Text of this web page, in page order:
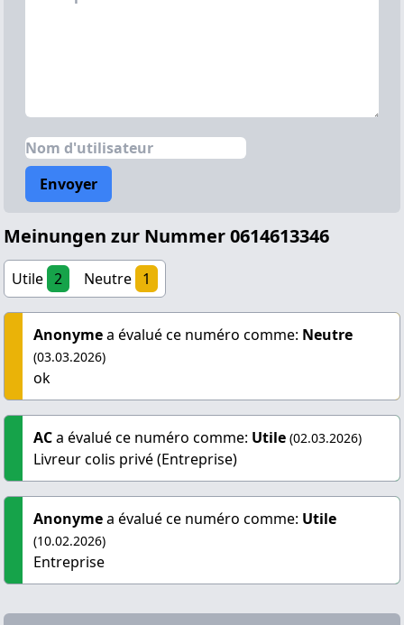
Envoyer
Meinungen zur Nummer 0614613346
Neutre 1
Utile 2
Anonymea évalué ce numéro comme: Neutre
(03.03.2026)
ok
ACa évalué ce numéro comme: Utile (02.03.2026)
Livreur colis privé (Entreprise)
Anonymea évalué ce numéro comme: Utile
(10.02.2026)
Entreprise